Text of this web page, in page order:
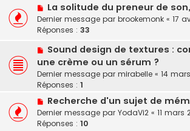
La solitude du preneur de
Dernier message par brookemonk « 17
Réponses : 33
Sound design de textures :
une crème ou un sérum ?
Dernier message par mirabelle « 14
Réponses : 1
Recherche d'un sujet de
Dernier message par YodaVi2 « 11 mars
Réponses : 10